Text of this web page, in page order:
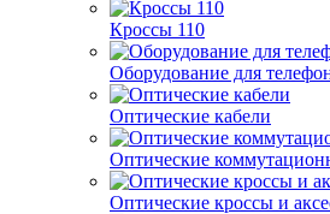
Кроссы 110
Оборудование для
Оптические кабели
Оптические
Оптические кроссы и